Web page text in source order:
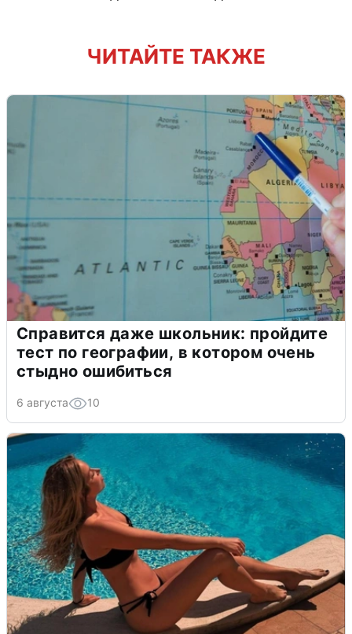
ЧИТАЙТЕ ТАКЖЕ
Справится даже школьник: пройдите
тест по географии, в котором очень
стыдно ошибиться
6 августа 10